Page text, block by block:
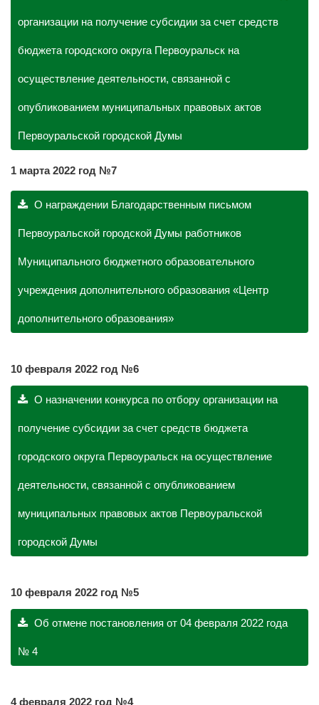
организации на получение субсидии за счет средств
бюджета городского округа Первоуральск на
осуществление деятельности, связанной с
опубликованием муниципальных правовых актов
Первоуральской городской Думы
1 марта 2022 год №7
О награждении Благодарственным письмом
Первоуральской городской Думы работников
Муниципального бюджетного образовательного
учреждения дополнительного образования «Центр
дополнительного образования»
10 февраля 2022 год №6
О назначении конкурса по отбору организации на
получение субсидии за счет средств бюджета
городского округа Первоуральск на осуществление
деятельности, связанной с опубликованием
муниципальных правовых актов Первоуральской
городской Думы
10 февраля 2022 год №5
Об отмене постановления от 04 февраля 2022 года
№ 4
4 февраля 2022 год №4